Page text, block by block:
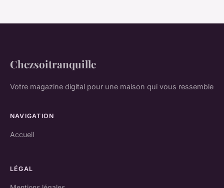
Chezsoitranquille
Votre magazine digital pour une maison qui vous ressemble
NAVIGATION
Accueil
LÉGAL